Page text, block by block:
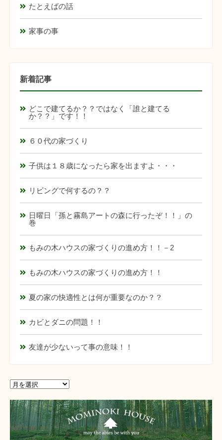
たとえばの話
家事の事
新着記事
どこで建てるか？？ではなく「誰と建てる
か？？」です！！
６０代の家づくり
子供は１８歳になったら家を出ますよ・・・
リビングで何するの？？
日曜日「孫と霧島アートの森に行ったぞ！！」の
巻
もみの木ハウスの家づくりの進め方！！－2
もみの木ハウスの家づくりの進め方！！
夏の家の快適性とは何が重要なのか？？
カビとダニの問題！！
友達が少ないって事の意味！！
ア
カ
イ
ブ
ア
カ
イ
ブ